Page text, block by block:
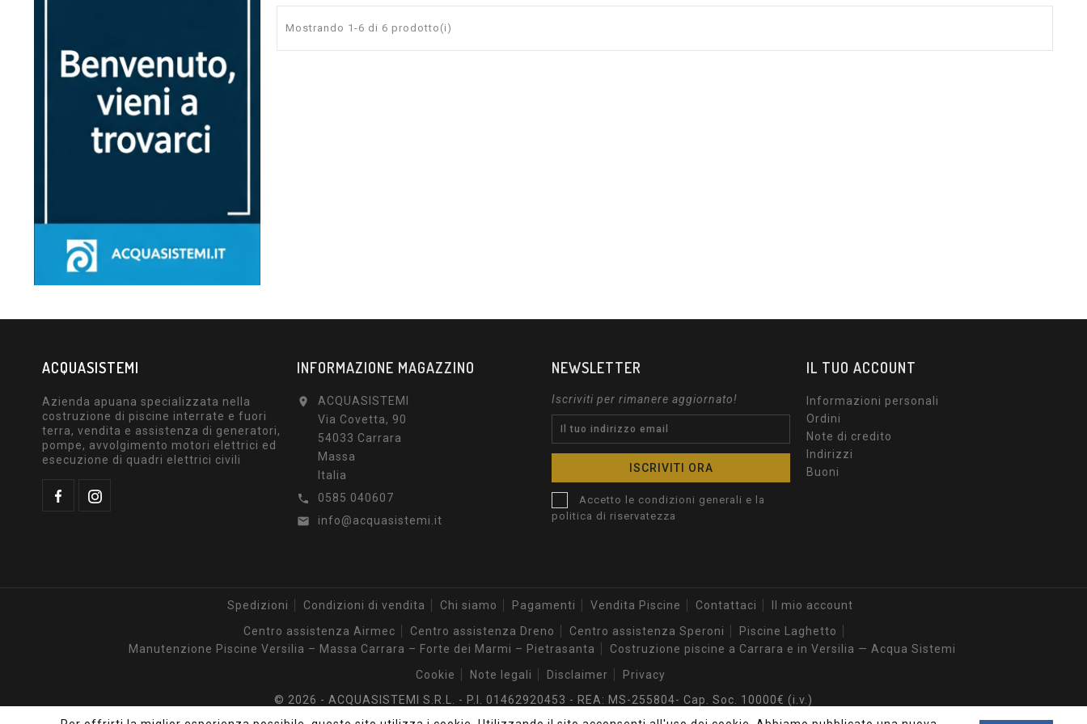
Mostrando 1-6 di 6 prodotto(i)
ACQUASISTEMI
Azienda apuana specializzata nella
costruzione di piscine interrate e fuori
terra, vendita e assistenza di generatori,
pompe, avvolgimento motori elettrici ed
esecuzione di quadri elettrici civili
INFORMAZIONE MAGAZZINO

ACQUASISTEMI
Via Covetta, 90
54033 Carrara
Massa
Italia

0585 040607

info@acquasistemi.it
NEWSLETTER
Iscriviti per rimanere aggiornato!
Accetto le condizioni generali e la
politica di riservatezza
IL TUO ACCOUNT
Informazioni personali
Ordini
Note di credito
Indirizzi
Buoni
Spedizioni Condizioni di vendita Chi siamo Pagamenti Vendita Piscine Contattaci
Il mio account
Centro assistenza Airmec
Centro assistenza Dreno Centro assistenza Speroni
Piscine Laghetto
Manutenzione Piscine Versilia – Massa Carrara – Forte dei Marmi – Pietrasanta
Costruzione piscine a Carrara e in Versilia — Acqua Sistemi
Cookie
Note legali Disclaimer
Privacy
© 2026 - ACQUASISTEMI S.R.L. - P.I. 01462920453 - REA: MS-255804- Cap. Soc. 10000€ (i.v.)